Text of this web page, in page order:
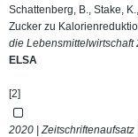
Schattenberg, B., Stake,
Zucker zu
die Lebensmittelwirtschaft
ELSA
[2]
2020 | Zeitschriftenaufsatz